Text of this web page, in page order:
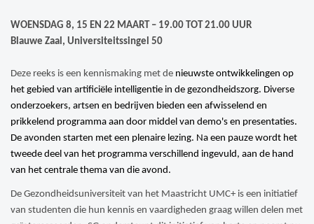
WOENSDAG 8, 15 EN 22 MAART – 19.00 TOT 21.00 UUR
Blauwe Zaal, Universiteitssingel 50
Deze reeks is een kennismaking met de nieuwste ontwikkelingen op
het gebied van artificiële intelligentie in de gezondheidszorg. Diverse
onderzoekers, artsen en bedrijven bieden een afwisselend en
prikkelend programma aan door middel van demo's en presentaties.
De avonden starten met een plenaire lezing. Na een pauze wordt het
tweede deel van het programma verschillend ingevuld, aan de hand
van het centrale thema van die avond.
De Gezondheidsuniversiteit van het Maastricht UMC+ is een initiatief
van studenten die hun kennis en vaardigheden graag willen delen met